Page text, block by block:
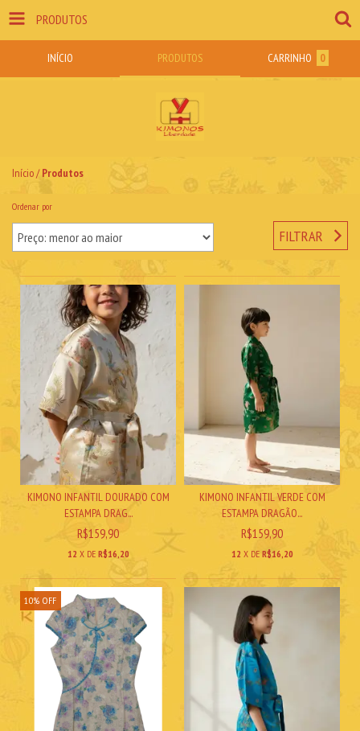
PRODUTOS
INÍCIO PRODUTOS CARRINHO 0
Início/ Produtos
Ordenar por
FILTRAR
KIMONO INFANTIL DOURADO COM
ESTAMPA DRAG...
R$159,90
12 X DE R$16,20
KIMONO INFANTIL VERDE COM
ESTAMPA DRAGÃO...
R$159,90
12 X DE R$16,20
10% OFF